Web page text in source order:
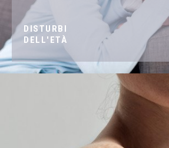
DISTURBI
DELL'ETÀ